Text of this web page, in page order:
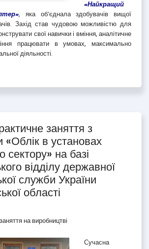
«Найкращий
, яка об’єднала здобувачів вищої
Захід став чудовою можливістю для
свої навички і вміння, аналітичне
працювати в умовах, максимально
діяльності.
заняття з
«Облік в установах
сектору» на базі
відділу державної
служби України
області
на виробництві
Сучасна